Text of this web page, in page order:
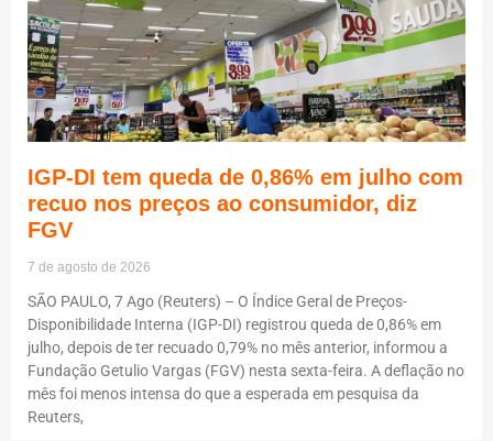
IGP-DI tem queda de 0,86% em julho com
recuo nos preços ao consumidor, diz
FGV
7 de agosto de 2026
SÃO PAULO, 7 Ago (Reuters) – O Índice Geral de Preços-
Disponibilidade Interna (IGP-DI) registrou queda de 0,86% em
julho, depois de ter recuado 0,79% no mês anterior, informou a
Fundação Getulio Vargas (FGV) nesta sexta-feira. A deflação no
mês foi menos intensa do que a esperada em pesquisa da
Reuters,